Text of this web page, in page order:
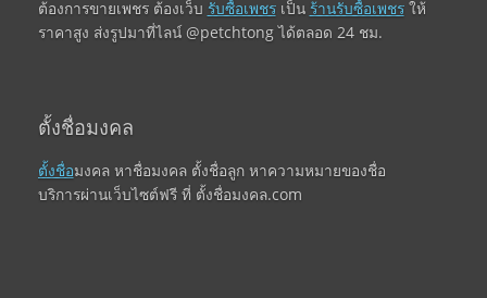
ต้องการขายเพชร ต้องเว็บ รับซื้อเพชรเป็น ร้านรับซื้อเพชรให้
ราคาสูง ส่งรูปมาที่ไลน์ @petchtong ได้ตลอด 24 ชม.
ตั้งชื่อมงคล
ตั้งชื่อมงคล หาชื่อมงคล ตั้งชื่อลูก หาความหมายของชื่อ
บริการผ่านเว็บไซต์ฟรี ที่ ตั้งชื่อมงคล.com